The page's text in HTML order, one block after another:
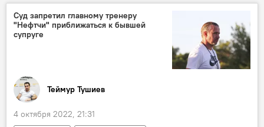
Суд запретил главному тренеру
"Нефтчи" приближаться к бывшей
супруге
Теймур Тушиев
4 октября 2022, 21:31